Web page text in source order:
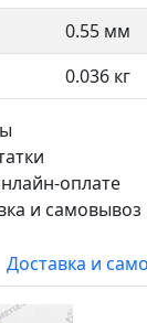
0.55 мм
0.036 кг
оплате
и самовывоз
Доставка и